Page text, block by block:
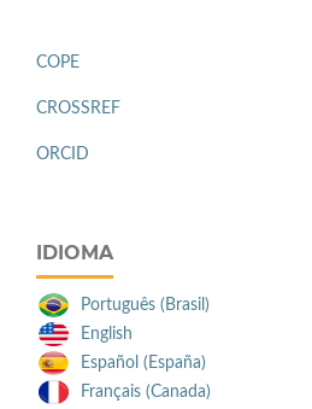
COPE
CROSSREF
ORCID
IDIOMA
Português (Brasil)
English
Español (España)
Français (Canada)